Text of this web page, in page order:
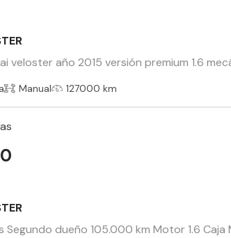
veloster año 2015 versión premium 1.6
Manual 127000 km
Segundo dueño 105.000 km Motor 1.6